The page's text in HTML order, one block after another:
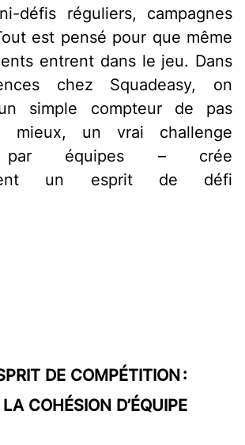
défis réguliers, campagnes
est pensé pour que même
entrent dans le jeu. Dans
chez Squadeasy, on
simple compteur de pas
mieux, un vrai challenge
par équipes – crée
un esprit de défi
DE COMPÉTITION :
COHÉSION D’ÉQUIPE